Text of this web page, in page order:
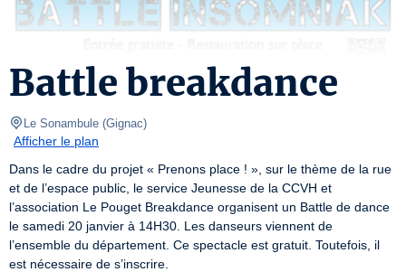
Battle breakdance
Le Sonambule (Gignac)
Afficher le plan
Dans le cadre du projet « Prenons place ! », sur le thème de la rue
et de l’espace public, le service Jeunesse de la CCVH et
l’association Le Pouget Breakdance organisent un Battle de dance
le samedi 20 janvier à 14H30. Les danseurs viennent de
l’ensemble du département. Ce spectacle est gratuit. Toutefois, il
est nécessaire de s’inscrire.